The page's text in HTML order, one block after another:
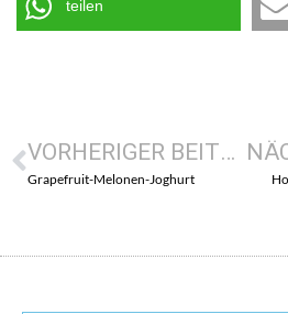
teilen
VORHERIGER BEITRAG
Grapefruit-Melonen-Joghurt